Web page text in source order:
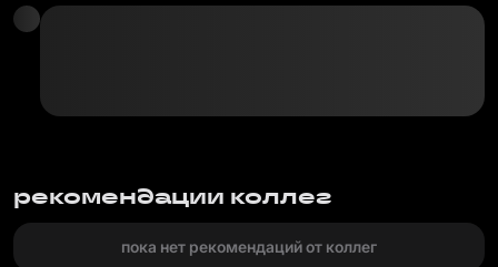
рекомендации коллег
пока нет рекомендаций от коллег